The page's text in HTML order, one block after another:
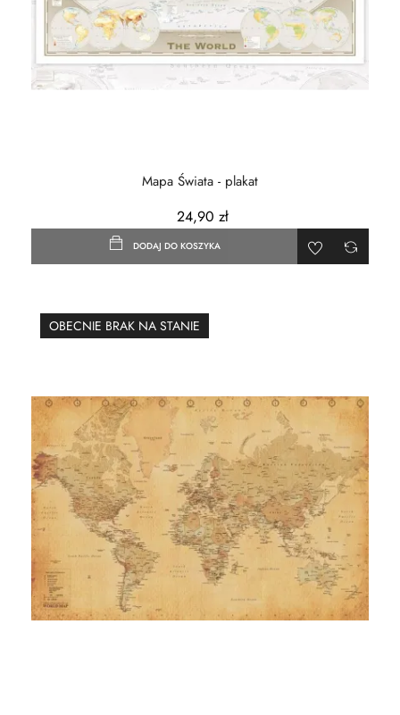
Mapa Świata - plakat
24,90 zł
DODAJ DO KOSZYKA
OBECNIE BRAK NA STANIE